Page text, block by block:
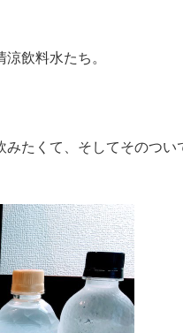
飲料水たち。
たくて、そしてそのつ